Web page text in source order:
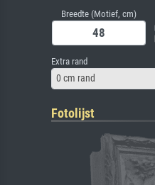
Breedte (Motief, cm)
Extra rand
0 cm rand
Fotolijst